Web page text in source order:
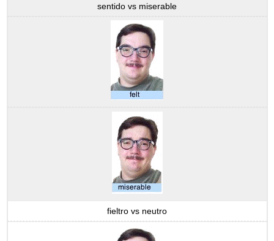
sentido vs miserable
fieltro vs neutro